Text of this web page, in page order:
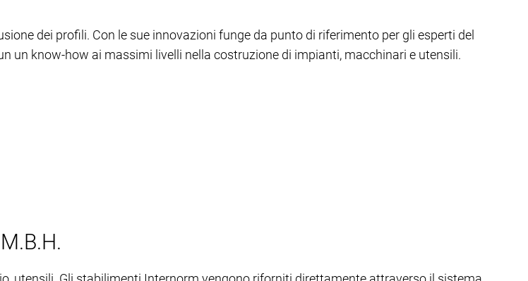
dei profili. Con le sue innovazioni funge da punto di riferimento per gli esperti del
un know-how ai massimi livelli nella costruzione di impianti, macchinari e utensili.